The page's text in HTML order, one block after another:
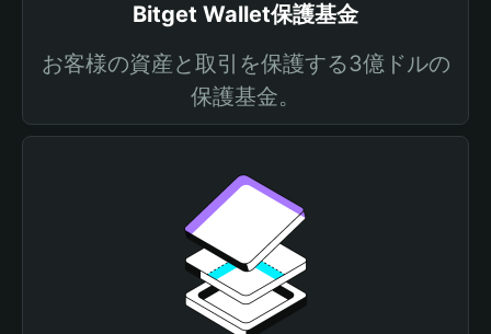
Bitget Wallet保護基金
お客様の資産と取引を保護する3億ドルの
保護基金。